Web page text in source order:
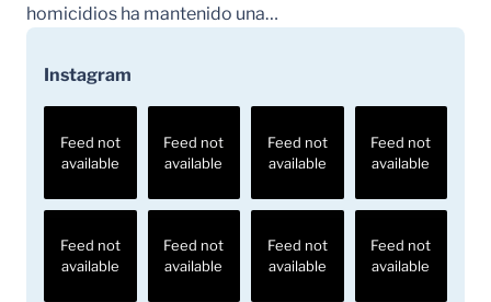
homicidios ha mantenido una…
Instagram
Feed not
available
Feed not
available
Feed not
available
Feed not
available
Feed not
available
Feed not
available
Feed not
available
Feed not
available